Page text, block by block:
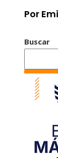
Por
Buscar